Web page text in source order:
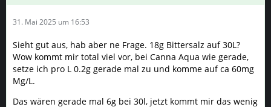
Core T. Son
FORUM–ELITE
31. Mai 2025 um 17:00
Also: das Zeug heißt „Calcium“, ist chelatiertes Calcium und
garnicht so viel davon. 😂 Bittersalz gibt es momentan nicht
dazu. Mg ist ausreichend vorhanden